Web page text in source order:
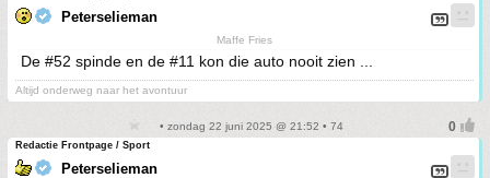
Peterselieman
Maffe Fries
De #52 spinde en de #11 kon die auto nooit zien ...
Altijd onderweg naar het avontuur
• zondag 22 juni 2025 @ 21:52 • 74
Redactie Frontpage / Sport
Peterselieman